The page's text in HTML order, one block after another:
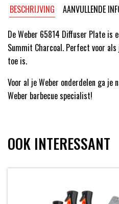
BESCHRIJVING AANVULLENDE
De Weber 65814 Diffuser Plate is
Summit Charcoal. Perfect voor
toe is.
Voor al je Weber onderdelen ga je
Weber barbecue specialist!
OOK INTERESSANT